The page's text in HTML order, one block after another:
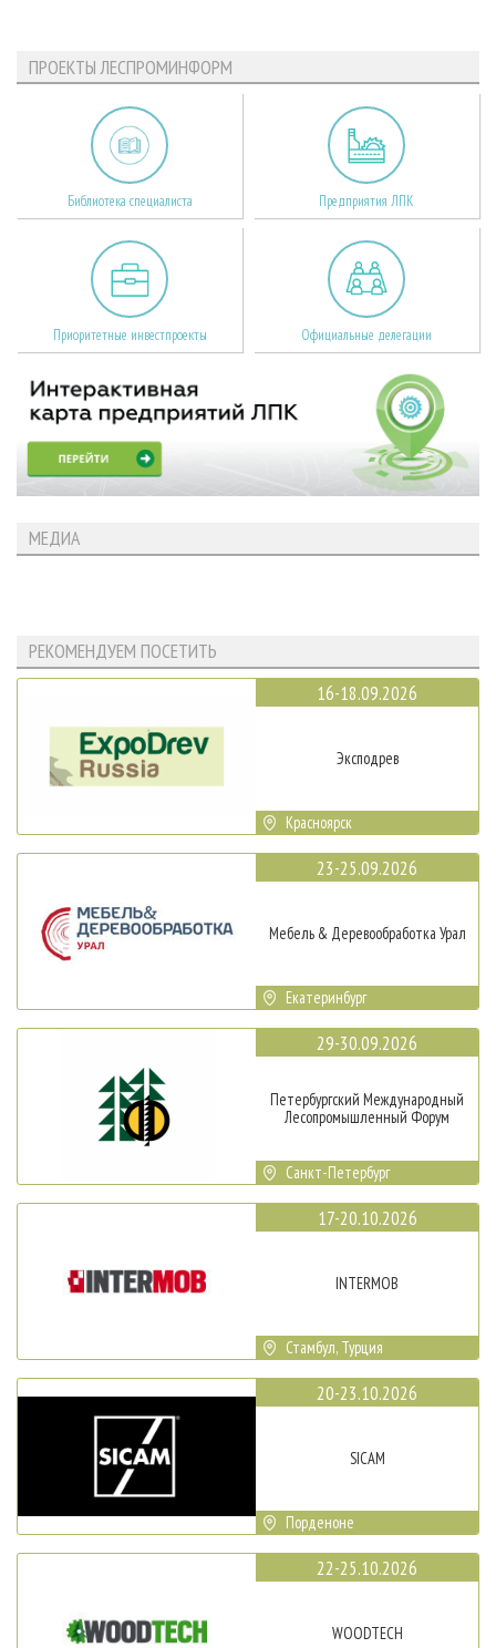
ПРОЕКТЫ ЛЕСПРОМИНФОРМ
Библиотека специалиста Предприятия ЛПК
Приоритетные инвестпроекты Официальные делегации
МЕДИА
РЕКОМЕНДУЕМ ПОСЕТИТЬ
16-18.09.2026
Эксподрев
Красноярск
23-25.09.2026
Мебель & Деревообработка Урал
Екатеринбург
29-30.09.2026
Петербургский Международный
Лесопромышленный Форум
Санкт-Петербург
17-20.10.2026
INTERMOB
Стамбул, Турция
20-23.10.2026
SICAM
Порденоне
22-25.10.2026
WOODTECH